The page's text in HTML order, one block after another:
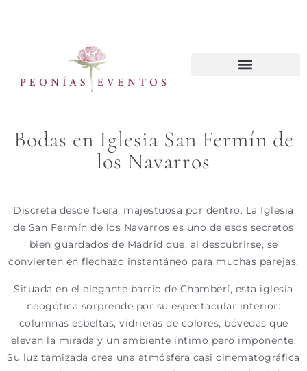
Bodas en Iglesia San Fermín de
los Navarros
Discreta desde fuera, majestuosa por dentro. La Iglesia
de San Fermín de los Navarros es uno de esos secretos
bien guardados de Madrid que, al descubrirse, se
convierten en flechazo instantáneo para muchas parejas.
Situada en el elegante barrio de Chamberí, esta iglesia
neogótica sorprende por su espectacular interior:
columnas esbeltas, vidrieras de colores, bóvedas que
elevan la mirada y un ambiente íntimo pero imponente.
Su luz tamizada crea una atmósfera casi cinematográfica